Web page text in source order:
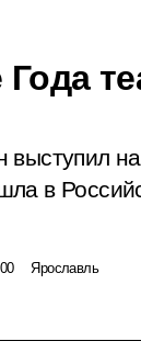
в
Ярославль